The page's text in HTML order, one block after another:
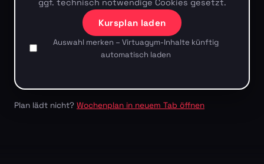
ggf. technisch notwendige Cookies gesetzt.
Kursplan laden
Auswahl merken – Virtuagym-Inhalte künftig
automatisch laden
Plan lädt nicht? Wochenplan in neuem Tab öffnen